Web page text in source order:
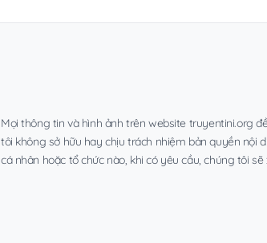
Mọi thông tin và hình ảnh trên website truyentini.org
tôi không sở hữu hay chịu trách nhiệm bản quyền nội
cá nhân hoặc tổ chức nào, khi có yêu cầu, chúng tôi